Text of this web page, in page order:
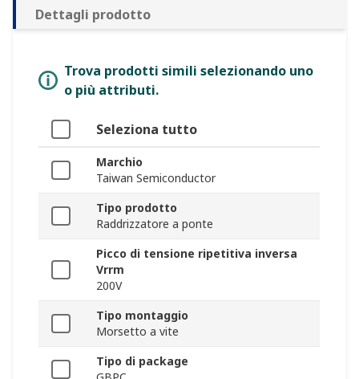
Dettagli prodotto
Trova prodotti simili selezionando uno
o più attributi.
Seleziona tutto
Marchio
Taiwan Semiconductor
Tipo prodotto
Raddrizzatore a ponte
Picco di tensione ripetitiva inversa
Vrrm
200V
Tipo montaggio
Morsetto a vite
Tipo di package